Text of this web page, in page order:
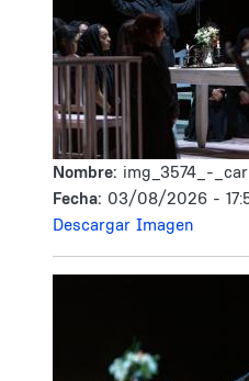
Nombre: img_3574_-
Fecha: 03/08/2026 -
Descargar Imagen